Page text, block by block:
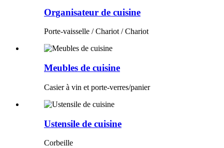
Organisateur de cuisine
Porte-vaisselle / Chariot / Chariot
Meubles de cuisine
Casier à vin et porte-verres/panier
Ustensile de cuisine
Corbeille